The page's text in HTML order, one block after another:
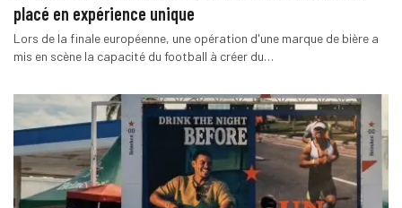
placé en expérience unique
Lors de la finale européenne, une opération d'une marque de bière a
mis en scène la capacité du football à créer du…